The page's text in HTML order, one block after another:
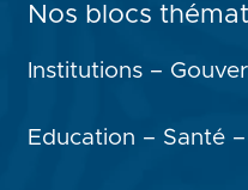
Nos blocs
Institutions –
Education – Santé